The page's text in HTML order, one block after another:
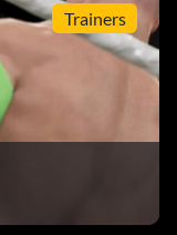
fois en utilisant
et remporter
lourds de la
Trainers